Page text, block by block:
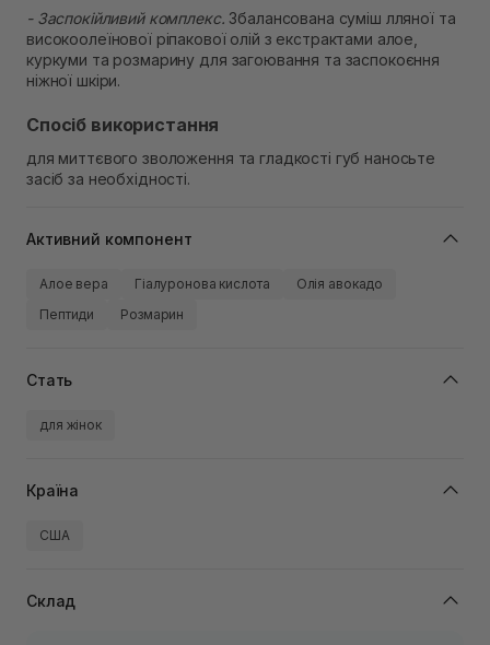
- Заспокійливий комплекс. Збалансована суміш лляної та
високоолеїнової ріпакової олій з екстрактами алое,
куркуми та розмарину для загоювання та заспокоєння
ніжної шкіри.
Спосіб використання
для миттєвого зволоження та гладкості губ наносьте
засіб за необхідності.
Активний компонент
Алое вера Гіалуронова кислота
Олія авокадо
Пептиди
Розмарин
Стать
для жінок
Країна
США
Склад